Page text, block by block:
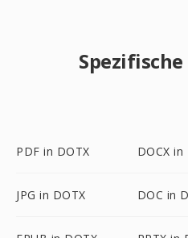
PDF in DOTX DOCX in
JPG in DOTX DOC in